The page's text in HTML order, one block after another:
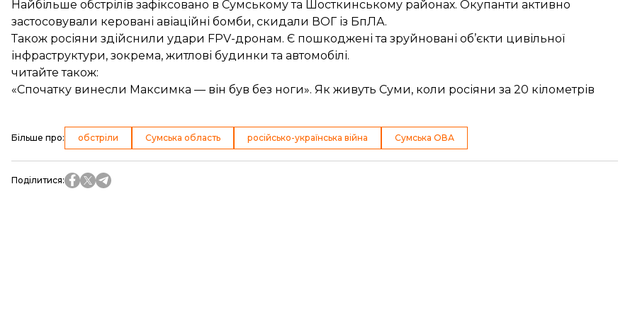
Найбільше обстрілів зафіксовано в Сумському та Шосткинському районах. Окупанти активно
застосовували керовані авіаційні бомби, скидали ВОГ із БпЛА.
Також росіяни здійснили удари FPV-дронам. Є пошкоджені та зруйновані об’єкти цивільної
інфраструктури, зокрема, житлові будинки та автомобілі.
читайте також:
«Спочатку винесли Максимка — він був без ноги». Як живуть Суми, коли росіяни за 20 кілометрів
Більше про: обстріли Сумська область російсько-українська війна Сумська ОВА
Поділитися: